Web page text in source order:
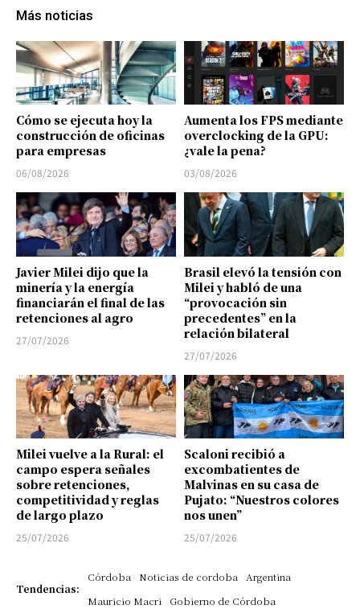
Más noticias
Cómo se ejecuta hoy la
construcción de oficinas
para empresas
06/08/2026
Aumenta los FPS mediante
overclocking de la GPU:
¿vale la pena?
03/08/2026
Javier Milei dijo que la
minería y la energía
financiarán el final de las
retenciones al agro
27/07/2026
Brasil elevó la tensión con
Milei y habló de una
“provocación sin
precedentes” en la
relación bilateral
27/07/2026
Milei vuelve a la Rural: el
campo espera señales
sobre retenciones,
competitividad y reglas
de largo plazo
25/07/2026
Scaloni recibió a
excombatientes de
Malvinas en su casa de
Pujato: “Nuestros colores
nos unen”
25/07/2026
Tendencias:
Córdoba Noticias de cordoba
Argentina
Mauricio Macri
Gobierno de Córdoba